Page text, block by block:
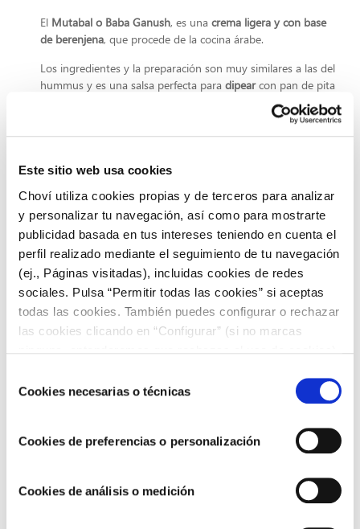
Este sitio web usa cookies
Choví utiliza cookies propias y de terceros para analizar
y personalizar tu navegación, así como para mostrarte
publicidad basada en tus intereses teniendo en cuenta el
perfil realizado mediante el seguimiento de tu navegación
(ej., Páginas visitadas), incluidas cookies de redes
sociales. Pulsa “Permitir todas las cookies” si aceptas
todas las cookies. También puedes configurar o rechazar
las cookies clicando en “Configurar” (si no marcas
COOKIES.
deCookies necesarias o técnicas
Cookies de preferencias o personalización
Cookies de análisis o medición
El Mutabal o Baba Ganush, es una crema ligera y con base
de berenjena, que procede de la cocina árabe.
Los ingredientes y la preparación son muy similares a las del
hummus y es una salsa perfecta para dipearcon pan de pita
Tahini
1 limón
2 dientes de ajo
Aceite de oliva
Sal
Elaboración:
Lava las berenjenas
Ponlas enteras en una fuente y hornea a 180ºC
durante una hora aproximadamente (el tiempo
bien horneadas.
con las manos.
Añade el ajo, el zumo de limón, el tahini, el comino,
Bate todo
semillas de sésamo o unos frutos